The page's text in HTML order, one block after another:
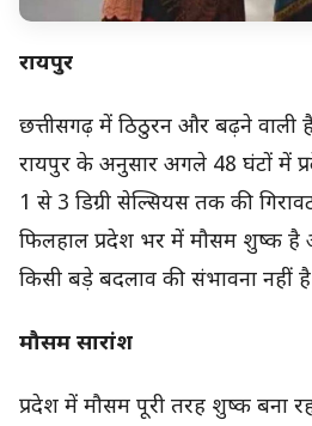
रायपुर
छत्तीसगढ़ में ठिठुरन और बढ़ने वाली
रायपुर के अनुसार अगले 48 घंटों में
1 से 3 डिग्री सेल्सियस तक की
फिलहाल प्रदेश भर में मौसम शुष्क
किसी बड़े बदलाव की संभावना नहीं
मौसम सारांश
प्रदेश में मौसम पूरी तरह शुष्क बना